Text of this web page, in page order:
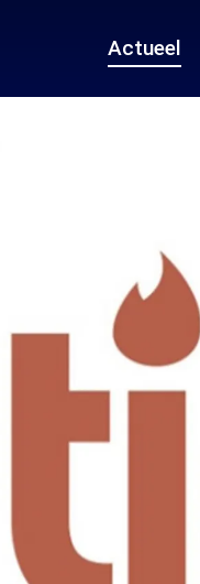
Actueel